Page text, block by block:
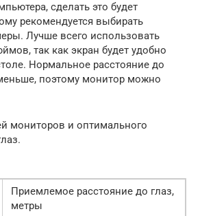
сделать это будет
рекомендуется выбирать
Лучше всего использовать
так как экран будет удобно
Нормальное расстояние до
поэтому монитор можно
мониторов и оптимального
Приемлемое расстояние до глаз,
метры